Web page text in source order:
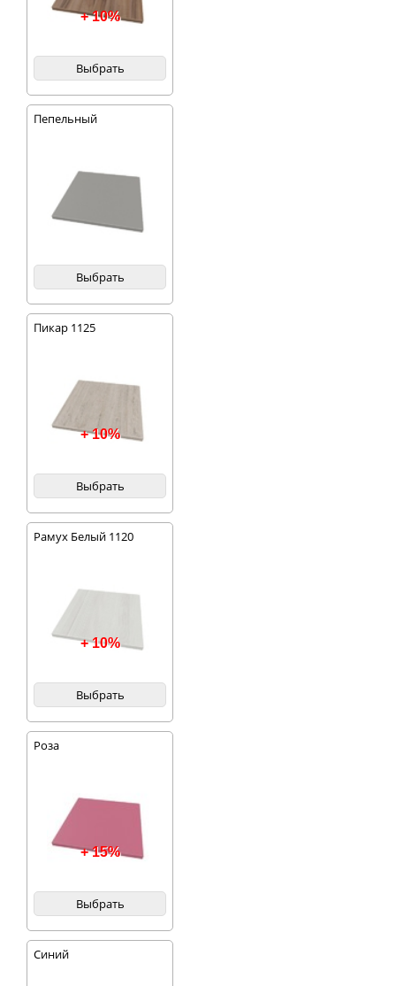
+ 10%
Выбрать
Пепельный
Выбрать
Пикар 1125
+ 10%
Выбрать
Рамух Белый 1120
+ 10%
Выбрать
Роза
+ 15%
Выбрать
Синий